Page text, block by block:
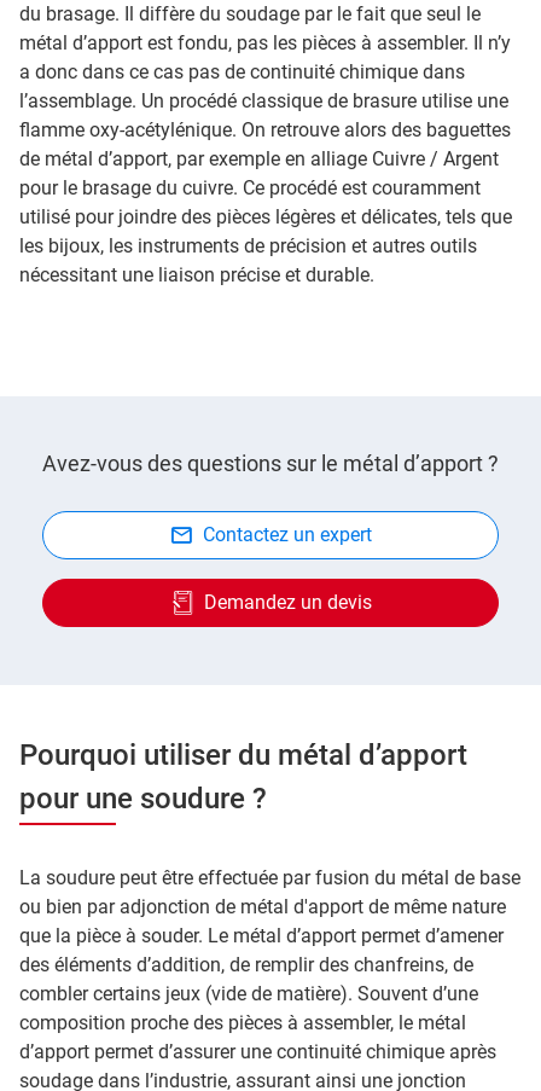
du brasage. Il diffère du soudage par le fait que seul le
métal d’apport est fondu, pas les pièces à assembler. Il n’y
a donc dans ce cas pas de continuité chimique dans
l’assemblage. Un procédé classique de brasure utilise une
flamme oxy-acétylénique. On retrouve alors des baguettes
de métal d’apport, par exemple en alliage Cuivre / Argent
pour le brasage du cuivre. Ce procédé est couramment
utilisé pour joindre des pièces légères et délicates, tels que
les bijoux, les instruments de précision et autres outils
nécessitant une liaison précise et durable.
Avez-vous des questions sur le métal d’apport ?
Contactez un expert
Demandez un devis
Pourquoi utiliser du métal d’apport
pour une soudure ?
La soudure peut être effectuée par fusion du métal de base
ou bien par adjonction de métal d'apport de même nature
que la pièce à souder. Le métal d’apport permet d’amener
des éléments d’addition, de remplir des chanfreins, de
combler certains jeux (vide de matière). Souvent d’une
composition proche des pièces à assembler, le métal
d’apport permet d’assurer une continuité chimique après
soudage dans l’industrie, assurant ainsi une jonction